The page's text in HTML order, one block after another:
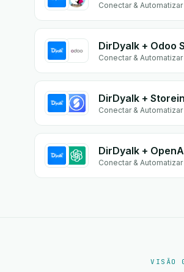
Conectar & Automatizar
DirDyalk + Odoo
Conectar & Automatizar
DirDyalk +
Conectar & Automatizar
DirDyalk +
Conectar & Automatizar
VISÃO